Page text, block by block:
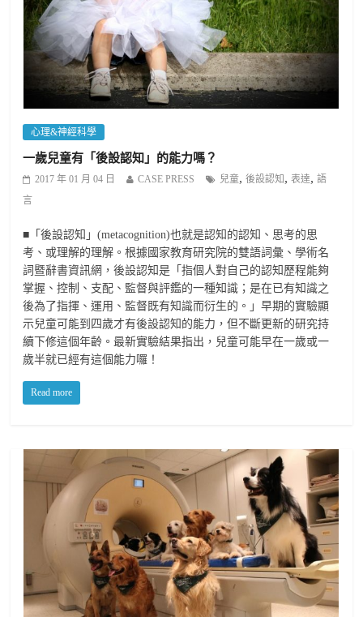
心理&神經科學
一歲兒童有「後設認知」的能力嗎？
2017 年 01 月 04 日 CASE PRESS 兒童,後設認知 ,表達,語
言
■「後設認知」(metacognition)也就是認知的認知、思考的思
考、或理解的理解。根據國家教育研究院的雙語詞彙、學術名
詞暨辭書資訊網，後設認知是「指個人對自己的認知歷程能夠
掌握、控制、支配、監督與評鑑的一種知識；是在已有知識之
後為了指揮、運用、監督既有知識而衍生的。」早期的實驗顯
示兒童可能到四歲才有後設認知的能力，但不斷更新的研究持
續下修這個年齡。最新實驗結果指出，兒童可能早在一歲或一
歲半就已經有這個能力囉！
Read more